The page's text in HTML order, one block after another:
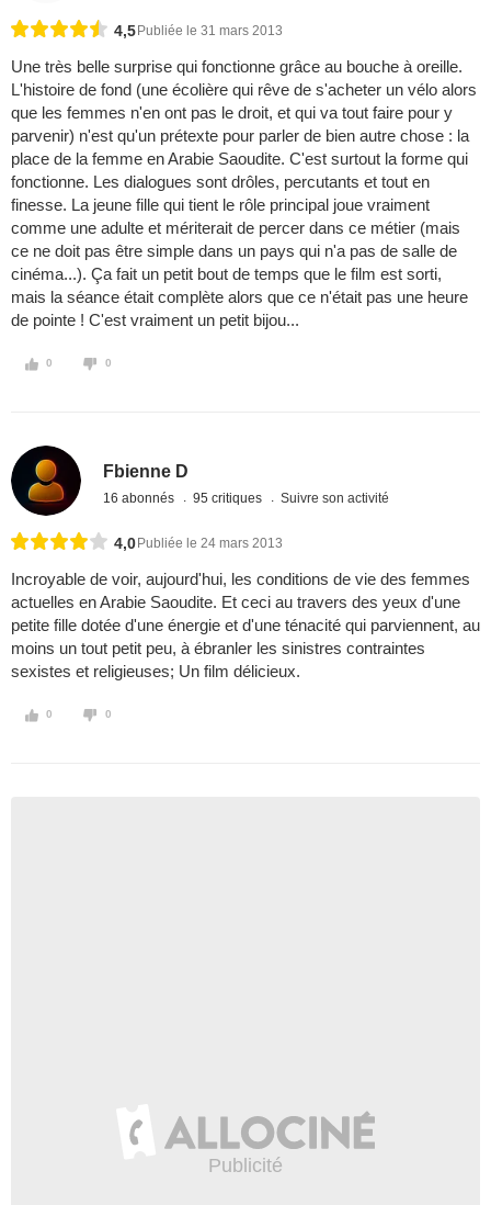
4,5 Publiée le 31 mars 2013
Une très belle surprise qui fonctionne grâce au bouche à oreille.
L'histoire de fond (une écolière qui rêve de s'acheter un vélo alors
que les femmes n'en ont pas le droit, et qui va tout faire pour y
parvenir) n'est qu'un prétexte pour parler de bien autre chose : la
place de la femme en Arabie Saoudite. C'est surtout la forme qui
fonctionne. Les dialogues sont drôles, percutants et tout en
finesse. La jeune fille qui tient le rôle principal joue vraiment
comme une adulte et mériterait de percer dans ce métier (mais
ce ne doit pas être simple dans un pays qui n'a pas de salle de
cinéma...). Ça fait un petit bout de temps que le film est sorti,
mais la séance était complète alors que ce n'était pas une heure
de pointe ! C'est vraiment un petit bijou...
0 0
Fbienne D
16 abonnés 95 critiques Suivre son activité
4,0 Publiée le 24 mars 2013
Incroyable de voir, aujourd'hui, les conditions de vie des femmes
actuelles en Arabie Saoudite. Et ceci au travers des yeux d'une
petite fille dotée d'une énergie et d'une ténacité qui parviennent, au
moins un tout petit peu, à ébranler les sinistres contraintes
sexistes et religieuses; Un film délicieux.
0 0